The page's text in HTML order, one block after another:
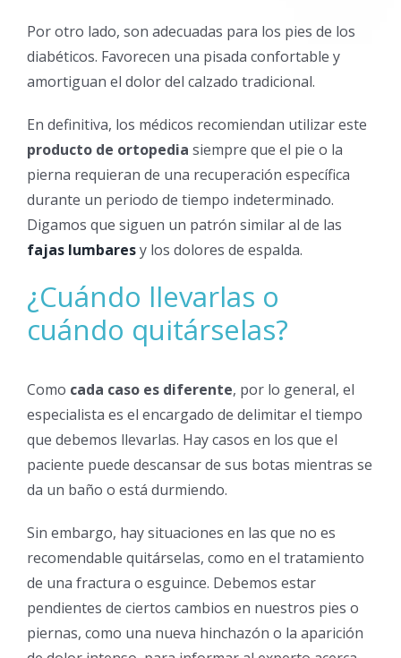
Por otro lado, son adecuadas para los pies de los
diabéticos. Favorecen una pisada confortable y
amortiguan el dolor del calzado tradicional.
En definitiva, los médicos recomiendan utilizar este
producto de ortopedia siempre que el pie o la
pierna requieran de una recuperación específica
durante un periodo de tiempo indeterminado.
Digamos que siguen un patrón similar al de las
fajas lumbaresy los dolores de espalda.
¿Cuándo llevarlas o
cuándo quitárselas?
Como cada caso es diferente, por lo general, el
especialista es el encargado de delimitar el tiempo
que debemos llevarlas. Hay casos en los que el
paciente puede descansar de sus botas mientras se
da un baño o está durmiendo.
Sin embargo, hay situaciones en las que no es
recomendable quitárselas, como en el tratamiento
de una fractura o esguince. Debemos estar
pendientes de ciertos cambios en nuestros pies o
piernas, como una nueva hinchazón o la aparición